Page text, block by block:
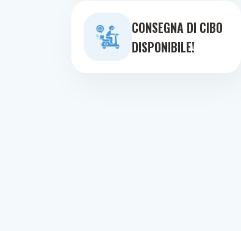
CONSEGNA DI CIBO
DISPONIBILE!